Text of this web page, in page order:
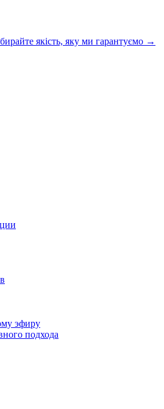
якість, яку ми гарантуємо →
эфиру
подхода